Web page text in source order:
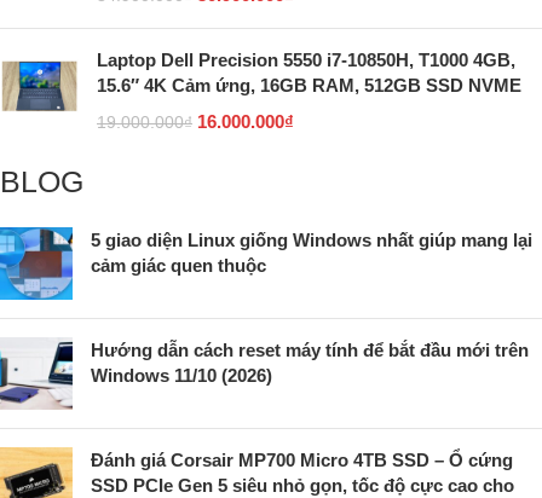
Laptop Dell Precision 5550 i7-10850H, T1000 4GB,
15.6″ 4K Cảm ứng, 16GB RAM, 512GB SSD NVME
19.000.000₫ 16.000.000₫
BLOG
5 giao diện Linux giống Windows nhất giúp mang lại
cảm giác quen thuộc
Hướng dẫn cách reset máy tính để bắt đầu mới trên
Windows 11/10 (2026)
Đánh giá Corsair MP700 Micro 4TB SSD – Ổ cứng
SSD PCIe Gen 5 siêu nhỏ gọn, tốc độ cực cao cho